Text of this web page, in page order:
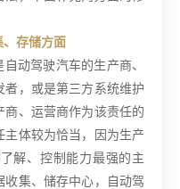
、存储方面
动驾驶汽车的生产商、
，或是第三方系统维护
、运营商作为该责任的
主体较为恰当，因为生产
解、控制能力最强的主
集、储存中心，自动驾